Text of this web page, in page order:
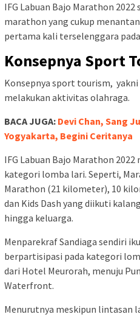
IFG Labuan Bajo Marathon
marathon yang cukup
pertama kali terselenggara
Konsepnya Sport
Konsepnya sport tourism,
melakukan aktivitas olahraga.
BACA JUGA: Devi Chan, Sang
Yogyakarta, Begini Ceritanya
IFG Labuan Bajo Marathon
kategori lomba lari. Seperti,
Marathon (21 kilometer), 10
dan Kids Dash yang diikuti
hingga keluarga.
Menparekraf Sandiaga sendiri
berpartisipasi pada kategori
dari Hotel Meurorah, menuju
Waterfront.
Menurutnya meskipun lintasan